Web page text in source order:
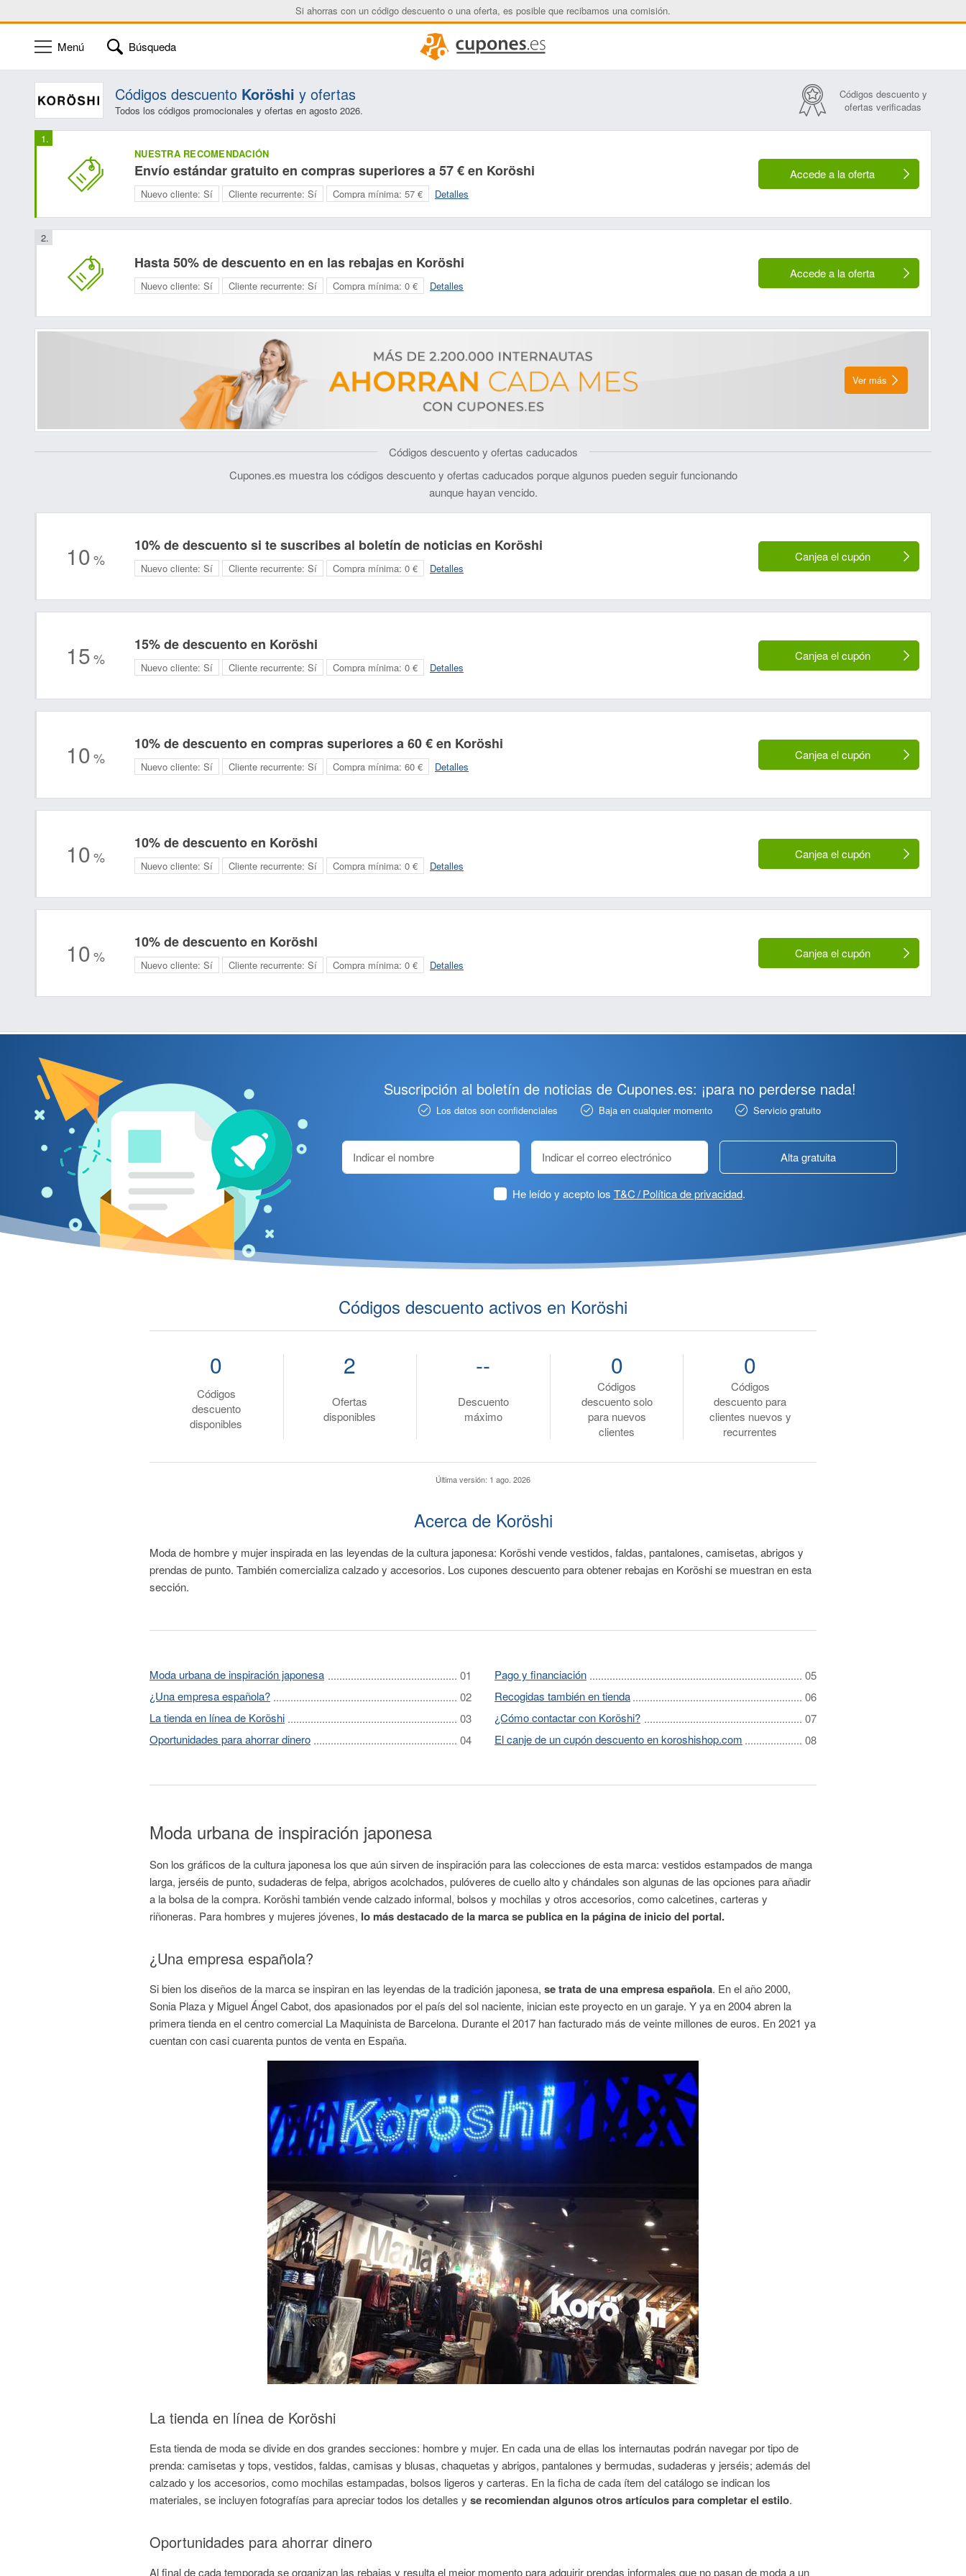
Si ahorras con un código descuento o una oferta, es posible que recibamos una comisión.
Menú Búsqueda
Códigos descuento Koröshi y ofertas
Todos los códigos promocionales y ofertas en agosto 2026.
Códigos descuento y
ofertas verificadas
NUESTRA RECOMENDACIÓN
Envío estándar gratuito en compras superiores a 57 € en Koröshi Accede a la oferta
Nuevo cliente: Sí Cliente recurrente: Sí Compra mínima: 57 € Detalles
Hasta 50% de descuento en en las rebajas en Koröshi
Accede a la oferta
Nuevo cliente: Sí Cliente recurrente: Sí Compra mínima: 0 € Detalles
Ver más
Códigos descuento y ofertas caducados
Cupones.es muestra los códigos descuento y ofertas caducados porque algunos pueden seguir funcionando
aunque hayan vencido.
10%
10% de descuento si te suscribes al boletín de noticias en Koröshi
Canjea el cupón
Nuevo cliente: Sí Cliente recurrente: Sí Compra mínima: 0 € Detalles
15%
15% de descuento en Koröshi
Canjea el cupón
Nuevo cliente: Sí Cliente recurrente: Sí Compra mínima: 0 € Detalles
10%
10% de descuento en compras superiores a 60 € en Koröshi
Canjea el cupón
Nuevo cliente: Sí Cliente recurrente: Sí Compra mínima: 60 € Detalles
10%
10% de descuento en Koröshi
Canjea el cupón
Nuevo cliente: Sí Cliente recurrente: Sí Compra mínima: 0 € Detalles
10%
10% de descuento en Koröshi
Canjea el cupón
Nuevo cliente: Sí Cliente recurrente: Sí Compra mínima: 0 € Detalles
Suscripción al boletín de noticias de Cupones.es: ¡para no perderse nada!
Los datos son confidenciales Baja en cualquier momento Servicio gratuito
Alta gratuita
He leído y acepto los T&C / Política de privacidad.
Códigos descuento activos en Koröshi
Códigos
descuento
disponibles
0
Ofertas
disponibles
2
Descuento
máximo
--
Códigos
descuento solo
para nuevos
clientes
0
Códigos
descuento para
clientes nuevos y
recurrentes
0
Última versión: 1 ago. 2026
Acerca de Koröshi
Moda de hombre y mujer inspirada en las leyendas de la cultura japonesa: Koröshi vende vestidos, faldas, pantalones, camisetas, abrigos y
prendas de punto. También comercializa calzado y accesorios. Los cupones descuento para obtener rebajas en Koröshi se muestran en esta
sección.
Moda urbana de inspiración japonesa
¿Una empresa española?
La tienda en línea de Koröshi
Oportunidades para ahorrar dinero
Pago y financiación
Recogidas también en tienda
¿Cómo contactar con Koröshi?
El canje de un cupón descuento en koroshishop.com
Moda urbana de inspiración japonesa
Son los gráficos de la cultura japonesa los que aún sirven de inspiración para las colecciones de esta marca: vestidos estampados de manga
larga, jerséis de punto, sudaderas de felpa, abrigos acolchados, pulóveres de cuello alto y chándales son algunas de las opciones para añadir
a la bolsa de la compra. Koröshi también vende calzado informal, bolsos y mochilas y otros accesorios, como calcetines, carteras y
riñoneras. Para hombres y mujeres jóvenes, lo más destacado de la marca se publica en la página de inicio del portal.
¿Una empresa española?
Si bien los diseños de la marca se inspiran en las leyendas de la tradición japonesa, se trata de una empresa española. En el año 2000,
Sonia Plaza y Miguel Ángel Cabot, dos apasionados por el país del sol naciente, inician este proyecto en un garaje. Y ya en 2004 abren la
primera tienda en el centro comercial La Maquinista de Barcelona. Durante el 2017 han facturado más de veinte millones de euros. En 2021 ya
cuentan con casi cuarenta puntos de venta en España.
La tienda en línea de Koröshi
Esta tienda de moda se divide en dos grandes secciones: hombre y mujer. En cada una de ellas los internautas podrán navegar por tipo de
prenda: camisetas y tops, vestidos, faldas, camisas y blusas, chaquetas y abrigos, pantalones y bermudas, sudaderas y jerséis; además del
calzado y los accesorios, como mochilas estampadas, bolsos ligeros y carteras. En la ficha de cada ítem del catálogo se indican los
materiales, se incluyen fotografías para apreciar todos los detalles y se recomiendan algunos otros artículos para completar el estilo.
Oportunidades para ahorrar dinero
Al final de cada temporada se organizan las rebajas y resulta el mejor momento para adquirir prendas informales que no pasan de moda a un